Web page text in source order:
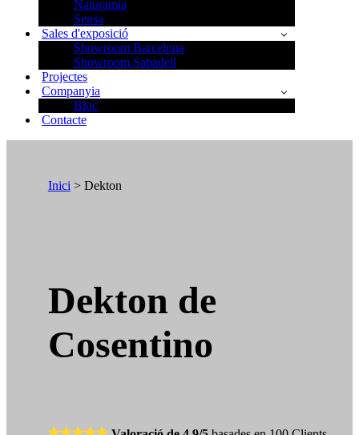
Naturamia
Sensa
Sales d'exposició
Showroom Barcelona
Showroom Sabadell
Projectes
Companyia
Bloc
Contacte
Inici > Dekton
Dekton de
Cosentino